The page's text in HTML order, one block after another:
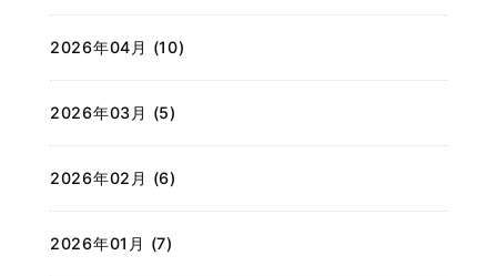
2026年04月 (10)
2026年03月 (5)
2026年02月 (6)
2026年01月 (7)